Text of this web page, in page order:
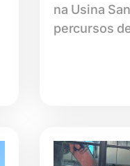
na Usina
percursos